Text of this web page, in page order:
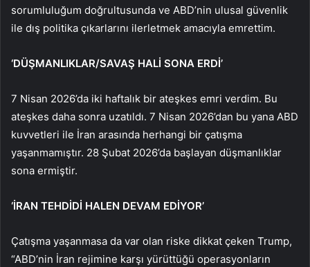
sorumluluğum doğrultusunda ve ABD’nin ulusal güvenlik
ile dış politika çıkarlarını ilerletmek amacıyla emrettim.
‘DÜŞMANLIKLAR/SAVAŞ HALİ SONA ERDİ’
7 Nisan 2026’da iki haftalık bir ateşkes emri verdim. Bu
ateşkes daha sonra uzatıldı. 7 Nisan 2026’dan bu yana ABD
kuvvetleri ile İran arasında herhangi bir çatışma
yaşanmamıştır. 28 Şubat 2026’da başlayan düşmanlıklar
sona ermiştir.
‘İRAN TEHDİDİ HALEN DEVAM EDİYOR’
Çatışma yaşanmasa da var olan riske dikkat çeken Trump,
“ABD’nin İran rejimine karşı yürüttüğü operasyonların